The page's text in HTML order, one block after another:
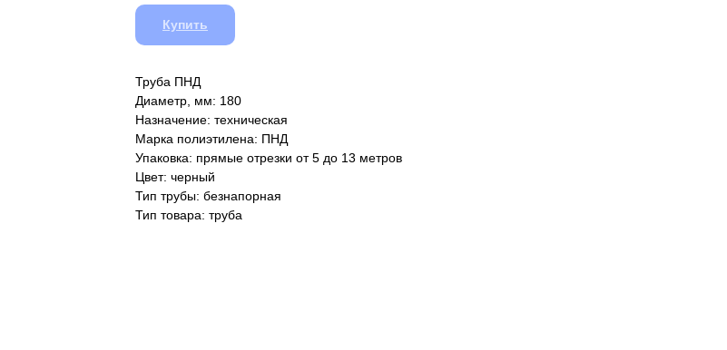
Купить
Труба ПНД
Диаметр, мм: 180
Назначение: техническая
Марка полиэтилена: ПНД
Упаковка: прямые отрезки от 5 до 13 метров
Цвет: черный
Тип трубы: безнапорная
Тип товара: труба